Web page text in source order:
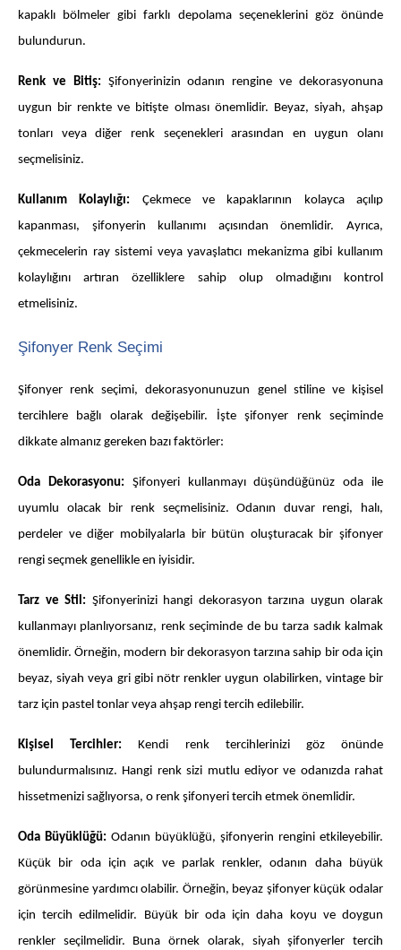
kapaklı bölmeler gibi farklı depolama seçeneklerini göz önünde
bulundurun.
Renk ve Bitiş: Şifonyerinizin odanın rengine ve dekorasyonuna
uygun bir renkte ve bitişte olması önemlidir. Beyaz, siyah, ahşap
tonları veya diğer renk seçenekleri arasından en uygun olanı
seçmelisiniz.
Kullanım Kolaylığı: Çekmece ve kapaklarının kolayca açılıp
kapanması, şifonyerin kullanımı açısından önemlidir. Ayrıca,
çekmecelerin ray sistemi veya yavaşlatıcı mekanizma gibi kullanım
kolaylığını artıran özelliklere sahip olup olmadığını kontrol
etmelisiniz.
Şifonyer Renk Seçimi
Şifonyer renk seçimi, dekorasyonunuzun genel stiline ve kişisel
tercihlere bağlı olarak değişebilir. İşte şifonyer renk seçiminde
dikkate almanız gereken bazı faktörler:
Oda Dekorasyonu: Şifonyeri kullanmayı düşündüğünüz oda ile
uyumlu olacak bir renk seçmelisiniz. Odanın duvar rengi, halı,
perdeler ve diğer mobilyalarla bir bütün oluşturacak bir şifonyer
rengi seçmek genellikle en iyisidir.
Tarz ve Stil: Şifonyerinizi hangi dekorasyon tarzına uygun olarak
kullanmayı planlıyorsanız, renk seçiminde de bu tarza sadık kalmak
önemlidir. Örneğin, modern bir dekorasyon tarzına sahip bir oda için
beyaz, siyah veya gri gibi nötr renkler uygun olabilirken, vintage bir
tarz için pastel tonlar veya ahşap rengi tercih edilebilir.
Kişisel Tercihler: Kendi renk tercihlerinizi göz önünde
bulundurmalısınız. Hangi renk sizi mutlu ediyor ve odanızda rahat
hissetmenizi sağlıyorsa, o renk şifonyeri tercih etmek önemlidir.
Oda Büyüklüğü: Odanın büyüklüğü, şifonyerin rengini etkileyebilir.
Küçük bir oda için açık ve parlak renkler, odanın daha büyük
görünmesine yardımcı olabilir. Örneğin, beyaz şifonyer küçük odalar
için tercih edilmelidir. Büyük bir oda için daha koyu ve doygun
renkler seçilmelidir. Buna örnek olarak, siyah şifonyerler tercih